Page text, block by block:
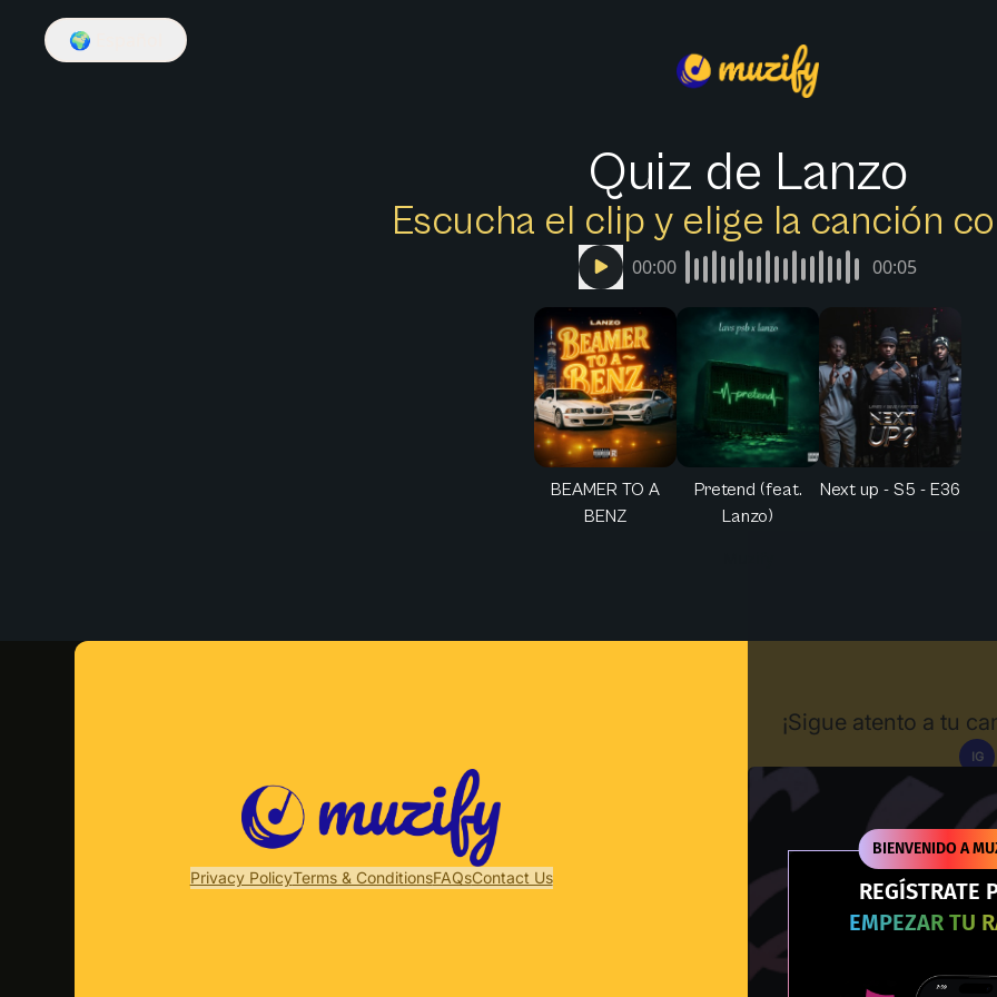
BIENVENIDO A
REGÍSTRATE
EMPEZAR TU
🌍
Quiz de Lanzo
Escucha el clip y elige la canción
00:00 00:05
BEAMER TO A
BENZ
Pretend (feat.
Lanzo)
Next up - S5 - E36
Privacy PolicyTerms & ConditionsFAQsContact Us
¡Sigue atento a tu
IG